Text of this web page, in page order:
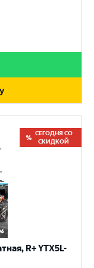
СЕГОДНЯ СО
СКИДКОЙ
R+ YTX5L-